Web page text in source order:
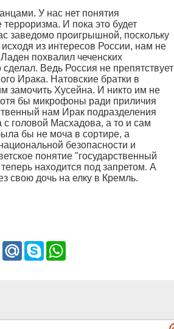
У нас нет понятия
И пока это будет
заведомо проигрышной, поскольку
из интересов России, нам не
похвалил чеченских
Ведь Россия не препятствует
Ирака. Натовские братки в
замочить Хусейна. И никто им не
бы микрофоны ради приличия
нам Ирак подразделения
головой Масхадова, а то и сам
бы не моча в сортире, а
безопасности и
понятие "государственный
находится под запретом. А
свою дочь на елку в Кремль.
Odnoklassniki
Mail.RuSkypeWhatsApp